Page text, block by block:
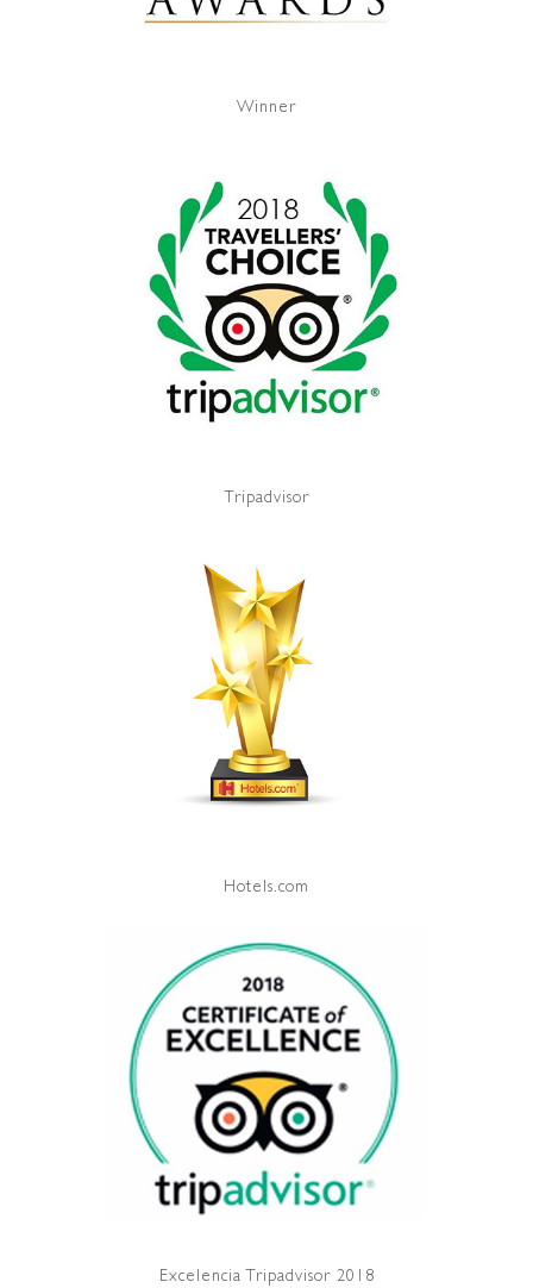
Winner
Tripadvisor
Hotels.com
Excelencia Tripadvisor 2018